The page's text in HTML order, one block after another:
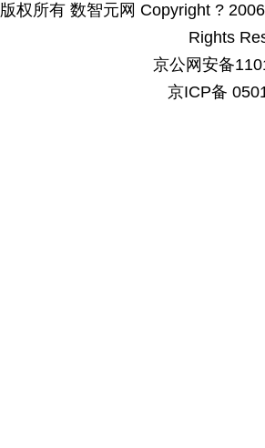
版权所有 数智元网 Copyright ?
Rights
京公网安备
京ICP备